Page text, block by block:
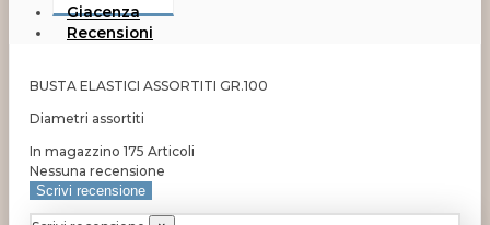
Giacenza
Recensioni
BUSTA ELASTICI ASSORTITI GR.100
Diametri assortiti
In magazzino 175 Articoli
Nessuna recensione
Scrivi recensione